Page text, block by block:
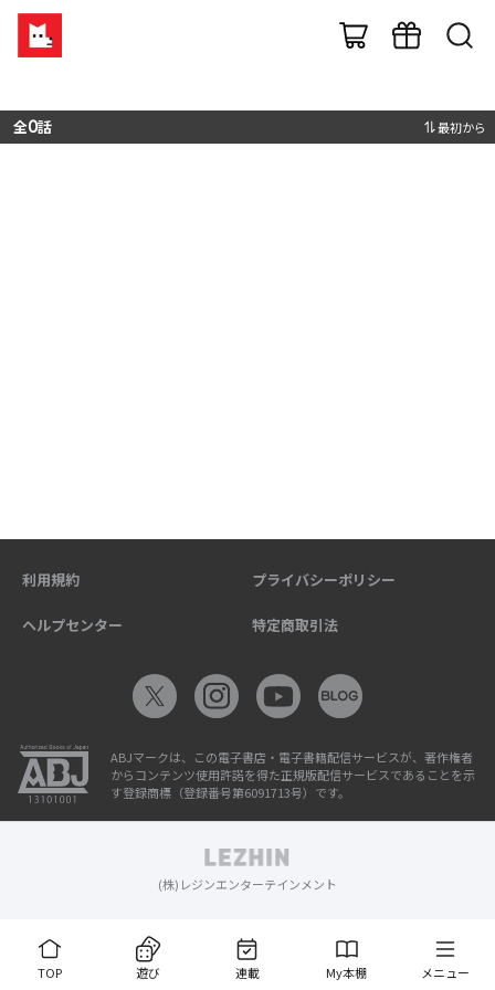
全0話 最初から
TOP 遊び 連載 My本棚 メニュー
利用規約 プライバシーポリシー
ヘルプセンター 特定商取引法
ABJマークは、この電子書店・電子書籍配信サービスが、著作権者
からコンテンツ使用許諾を得た正規版配信サービスであることを示
す登録商標（登録番号第6091713号）です。
(株)レジンエンターテインメント